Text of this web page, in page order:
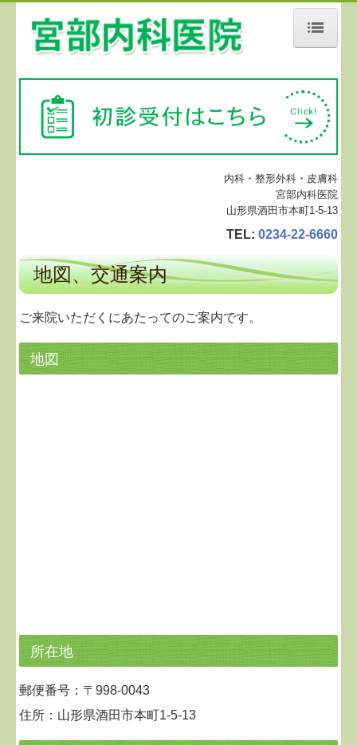
診療案内
地図、交通案内
内科・整形外科・皮膚科
宮部内科医院
山形県酒田市本町1-5-13
TEL: 0234-22-6660
地図、交通案内
ご来院いただくにあたってのご案内です。
地図
所在地
郵便番号：〒998-0043
住所：山形県酒田市本町1-5-13